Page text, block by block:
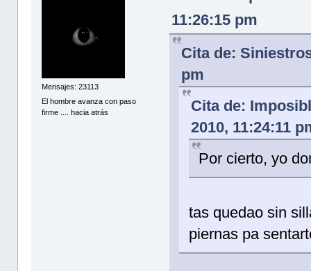
Mensajes: 23113
El hombre avanza con paso
firme .... hacia atrás
11:26:15 pm
Cita de:
pm
Cita de:
2010, 11:24:11
Por cierto, yo
tas quedao sin
piernas pa